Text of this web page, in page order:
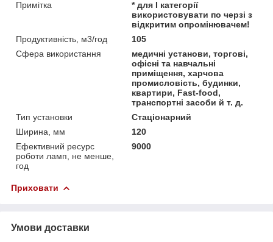
Примітка
* для I категорії
використовувати по черзі з
відкритим опромінювачем!
Продуктивність, м3/год
105
Сфера використання
медичні установи, торгові,
офісні та навчальні
приміщення, харчова
промисловість, будинки,
квартири, Fast-food,
транспортні засоби й т. д.
Тип установки
Стаціонарний
Ширина, мм
120
Ефективний ресурс
роботи ламп, не менше,
год
9000
Приховати
Умови доставки